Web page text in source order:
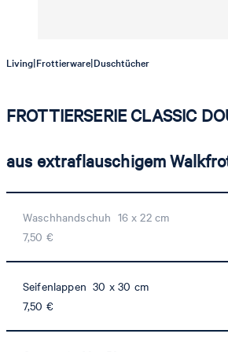
Living|Frottierware|Duschtücher
FROTTIERSERIE CLASSIC
aus extraflauschigem
Waschhandschuh 16 x 22 cm
7,50 €
Seifenlappen 30 x 30 cm
7,50 €